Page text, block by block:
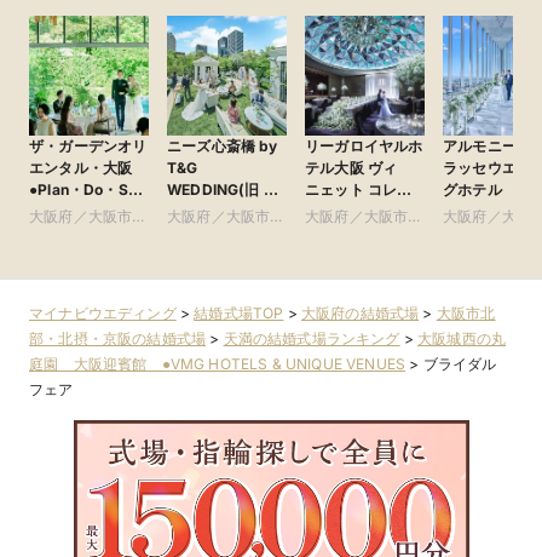
ザ・ガーデンオリ
エンタル・大阪
●Plan・Do・See
グループ
大阪府／大阪市北
ニーズ心斎橋 by
T&G
WEDDING(旧 ア
ルモニーアンブ
大阪府／大阪市南
リーガロイヤルホ
テル大阪 ヴィ
ニェット コレク
ション
大阪府／大阪市北
アルモニーア
ラッセウエデ
グホテル
大阪府／大阪
マイナビウエディング>結婚式場TOP > 大阪府の結婚式場 > 大阪市北
部・北摂・京阪の結婚式場 > 天満の結婚式場ランキング > 大阪城西の丸
庭園 大阪迎賓館 ●VMG HOTELS & UNIQUE VENUES > ブライダル
フェア